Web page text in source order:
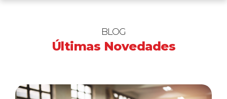
BLOG
Últimas Novedades